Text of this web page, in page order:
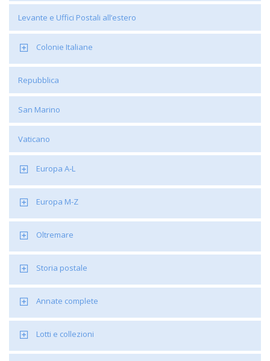
Levante e Uffici Postali all’estero
Colonie Italiane
Repubblica
San Marino
Vaticano
Europa A-L
Europa M-Z
Oltremare
Storia postale
Annate complete
Lotti e collezioni